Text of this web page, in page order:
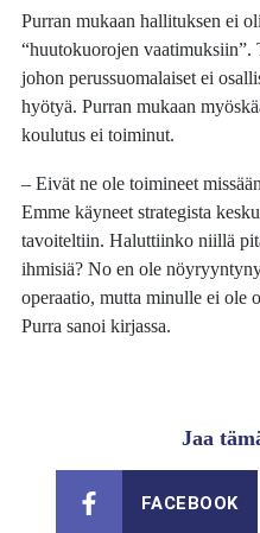
Purran mukaan hallituksen ei
“huutokuorojen vaatimuksiin”.
johon perussuomalaiset ei
hyötyä. Purran mukaan
koulutus ei toiminut.
– Eivät ne ole toimineet
Emme käyneet strategista
tavoiteltiin. Haluttiinko niillä
ihmisiä? No en ole
operaatio, mutta minulle ei ole
Purra sanoi kirjassa.
Jaa
FACEBOOK